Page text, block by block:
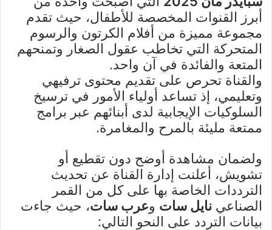
أبرز القنوات المخصصة للأطفال، حيث تقدم
مجموعة مميزة من أفلام الكرتون والرسوم
المتحركة التي تخاطب عقول الصغار وتمنحهم
المتعة والفائدة في آن واحد.
والقناة تحرص على تقديم محتوى ترفيهي
وتعليمي، إذ تساعد أولياء الأمور في ترسيخ
السلوكيات الإيجابية لدى أبنائهم عبر برامج
ممتعة مليئة بالمرح والمغامرة.
ولضمان مشاهدة أوضح دون تقطيع أو
تشويش، أعلنت إدارة القناة عن تحديث
الترددات الخاصة بها على كل من القمر
الصناعي نايل سات وعرب سات، حيث جاءت
بيانات التردد على النحو التالي: